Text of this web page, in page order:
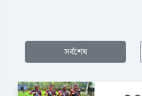
সর্বশেষ